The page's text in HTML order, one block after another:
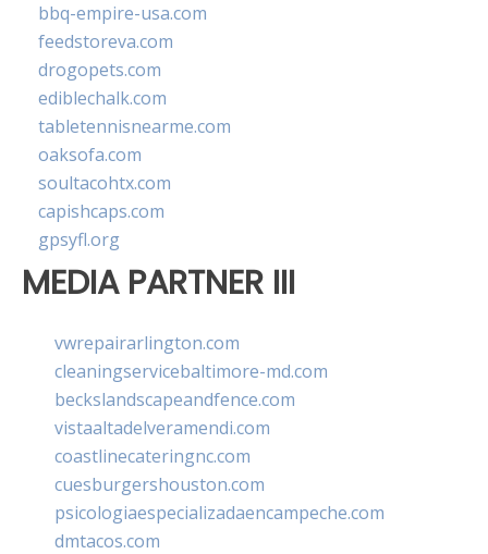
bbq-empire-usa.com
feedstoreva.com
drogopets.com
ediblechalk.com
tabletennisnearme.com
oaksofa.com
soultacohtx.com
capishcaps.com
gpsyfl.org
MEDIA PARTNER III
vwrepairarlington.com
cleaningservicebaltimore-md.com
beckslandscapeandfence.com
vistaaltadelveramendi.com
coastlinecateringnc.com
cuesburgershouston.com
psicologiaespecializadaencampeche.com
dmtacos.com